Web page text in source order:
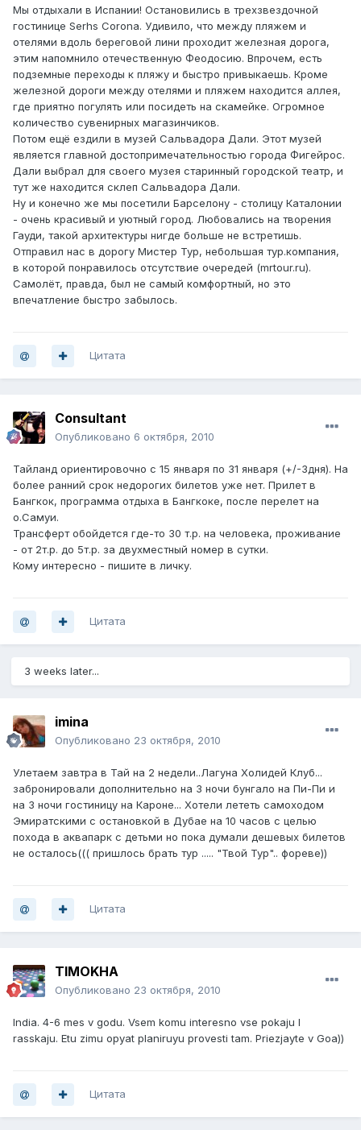
Мы отдыхали в Испании! Остановились в трехзвездочной
гостинице Serhs Corona. Удивило, что между пляжем и
отелями вдоль береговой лини проходит железная дорога,
этим напомнило отечественную Феодосию. Впрочем, есть
подземные переходы к пляжу и быстро привыкаешь. Кроме
железной дороги между отелями и пляжем находится аллея,
где приятно погулять или посидеть на скамейке. Огромное
количество сувенирных магазинчиков.
Потом ещё ездили в музей Сальвадора Дали. Этот музей
является главной достопримечательностью города Фигейрос.
Дали выбрал для своего музея старинный городской театр, и
тут же находится склеп Сальвадора Дали.
Ну и конечно же мы посетили Барселону - столицу Каталонии
- очень красивый и уютный город. Любовались на творения
Гауди, такой архитектуры нигде больше не встретишь.
Отправил нас в дорогу Мистер Тур, небольшая тур.компания,
в которой понравилось отсутствие очередей (mrtour.ru).
Самолёт, правда, был не самый комфортный, но это
впечатление быстро забылось.
Цитата
Consultant
Опубликовано 6 октября, 2010
Тайланд ориентировочно с 15 января по 31 января (+/-3дня). На
более ранний срок недорогих билетов уже нет. Прилет в
Бангкок, программа отдыха в Бангкоке, после перелет на
о.Самуи.
Трансферт обойдется где-то 30 т.р. на человека, проживание
- от 2т.р. до 5т.р. за двухместный номер в сутки.
Кому интересно - пишите в личку.
Цитата
3 weeks later...
imina
Опубликовано 23 октября, 2010
Улетаем завтра в Тай на 2 недели..Лагуна Холидей Клуб...
забронировали дополнительно на 3 ночи бунгало на Пи-Пи и
на 3 ночи гостиницу на Кароне... Хотели лететь самоходом
Эмиратскими с остановкой в Дубае на 10 часов с целью
похода в аквапарк с детьми но пока думали дешевых билетов
не осталось((( пришлось брать тур ..... "Твой Тур".. фореве))
Цитата
TIMOKHA
Опубликовано 23 октября, 2010
India. 4-6 mes v godu. Vsem komu interesno vse pokaju I
rasskaju. Etu zimu opyat planiruyu provesti tam. Priezjayte v Goa))
Цитата